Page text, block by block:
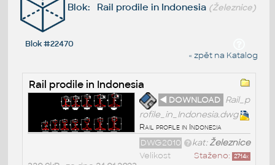
Blok: Rail prodile in Indonesia (Železnice)
Blok #22470
« zpět na Katalog
Rail prodile in Indonesia
◄ DOWNLOAD Rail_p
rofile_in_Indonesia.dwg
Rail profile in Indonesia
kat:Železnice
DWG2010
Staženo: 2714x
Velikost